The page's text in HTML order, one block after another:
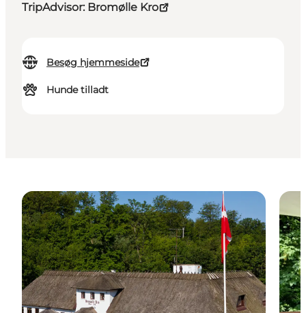
TripAdvisor: Bromølle Kro
Besøg hjemmeside
Hunde tilladt